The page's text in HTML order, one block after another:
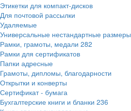
Этикетки для компакт-дисков
Для почтовой рассылки
Удаляемые
Универсальные нестандартные размеры
Рамки, грамоты, медали 282
Рамки для сертификатов
Папки адресные
Грамоты, дипломы, благодарности
Открытки и конверты
Сертификат - бумага
Бухгалтерские книги и бланки 236